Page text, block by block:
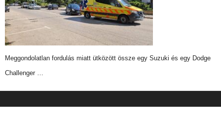
Meggondolatlan fordulás miatt ütközött össze egy Suzuki és egy Dodge
Challenger …